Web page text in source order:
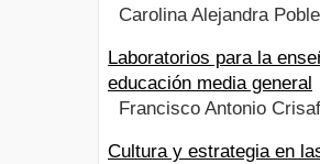
Carolina Alejandra
Laboratorios para la
educación media general
Francisco Antonio
Cultura y estrategia en